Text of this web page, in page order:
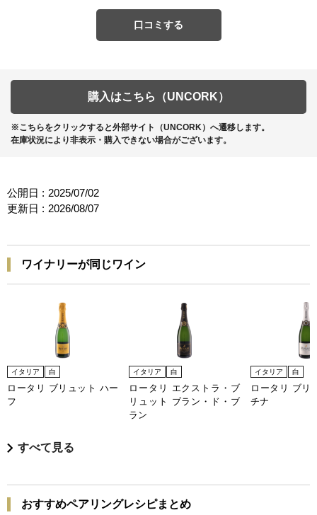
口コミする
購入はこちら（UNCORK）
※こちらをクリックすると外部サイト（UNCORK）へ遷移します。
在庫状況により非表示・購入できない場合がございます。
公開日 : 2025/07/02
更新日 : 2026/08/07
ワイナリーが同じワイン
イタリア 白
ロータリ ブリュット ハー
フ
イタリア 白
ロータリ エクストラ・ブ
リュット ブラン・ド・ブ
ラン
イタリア 白
ロータリ ブリ
チナ
すべて見る
おすすめペアリングレシピまとめ